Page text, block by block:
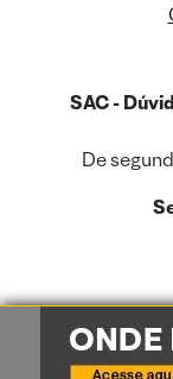
SAC -
De
Este site usa